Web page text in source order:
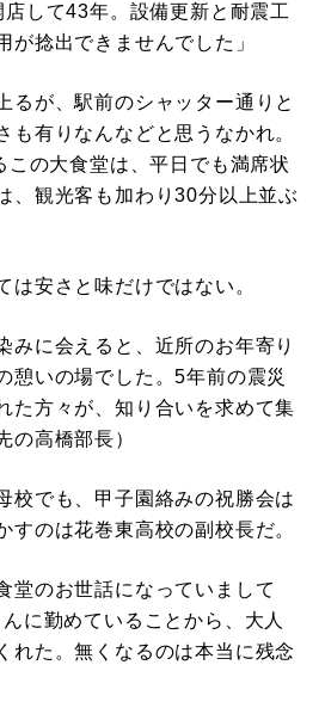
店して43年。設備更新と耐震工
が捻出できませんでした」
が、駅前のシャッター通りと
も有りなんなどと思うなかれ。
の大食堂は、平日でも満席状
、観光客も加わり30分以上並ぶ
安さと味だけではない。
みに会えると、近所のお年寄り
憩いの場でした。5年前の震災
た方々が、知り合いを求めて集
の高橋部長）
でも、甲子園絡みの祝勝会は
すのは花巻東高校の副校長だ。
堂のお世話になっていまして
に勤めていることから、大人
れた。無くなるのは本当に残念